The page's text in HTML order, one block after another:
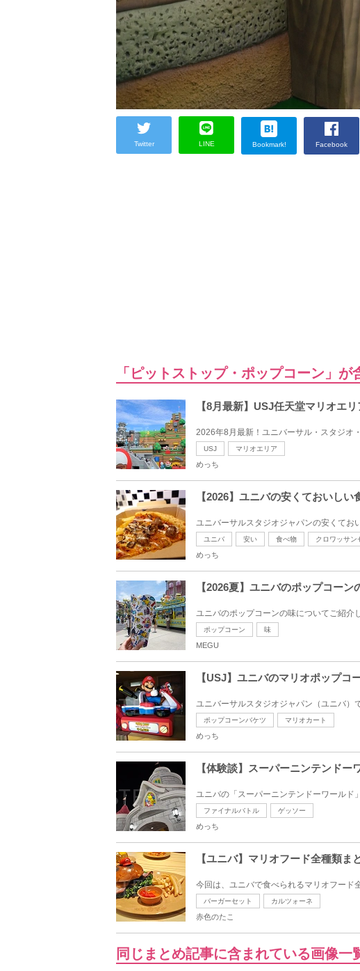
Twitter LINE Bookmark! Facebook
「ピットストップ・ポップコーン」
【8月最新】USJ任天堂マリオエ
2026年8月最新！ユニバーサル・スタジオ
USJ マリオエリア
めっち
【2026】ユニバの安くておいし
ユニバーサルスタジオジャパンの安くてお
ユニバ 安い 食べ物 クロワッサン
めっち
【2026夏】ユニバのポップコー
ユニバのポップコーンの味についてご紹介
ポップコーン 味
MEGU
【USJ】ユニバのマリオポップ
ユニバーサルスタジオジャパン（ユニバ）
ポップコーンバケツ マリオカート
めっち
【体験談】スーパーニンテンド
ユニバの「スーパーニンテンドーワールド
ファイナルバトル ゲッソー
めっち
【ユニバ】マリオフード全種類ま
今回は、ユニバで食べられるマリオフード
バーガーセット カルツォーネ
赤色のたこ
同じまとめ記事に含まれている画像一